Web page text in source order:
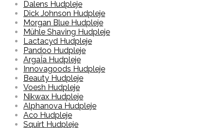
Dalens Hudpleje
Dick Johnson Hudpleje
Morgan Blue Hudpleje
Mühle Shaving Hudpleje
Lactacyd Hudpleje
Pandoo Hudpleje
ArgaÏa Hudpleje
Innovagoods Hudpleje
Beauty Hudpleje
Voesh Hudpleje
Nikwax Hudpleje
Alphanova Hudpleje
Aco Hudpleje
Squirt Hudpleje